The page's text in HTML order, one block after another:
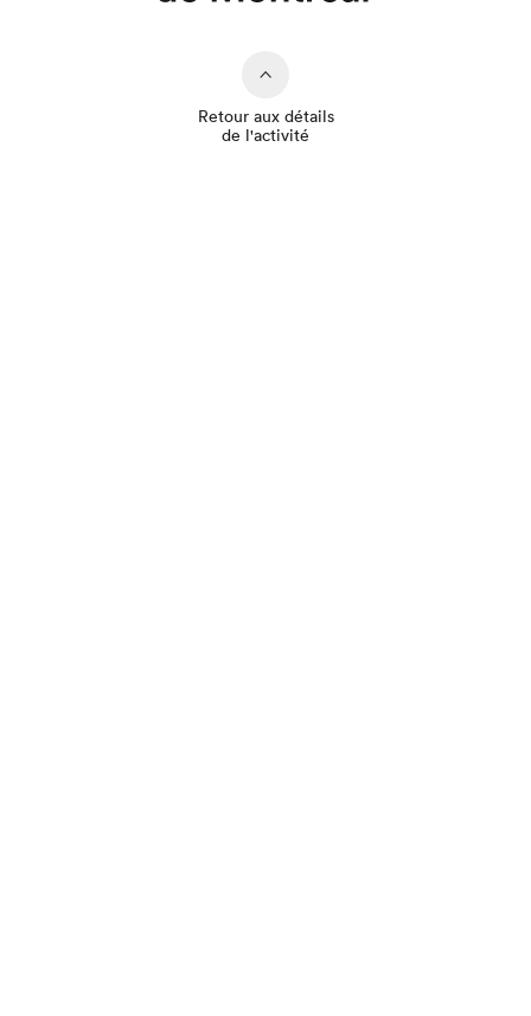
Retour aux détails
de l'activité